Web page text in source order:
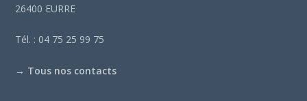
26400 EURRE
Tél. : 04 75 25 99 75
→ Tous nos contacts